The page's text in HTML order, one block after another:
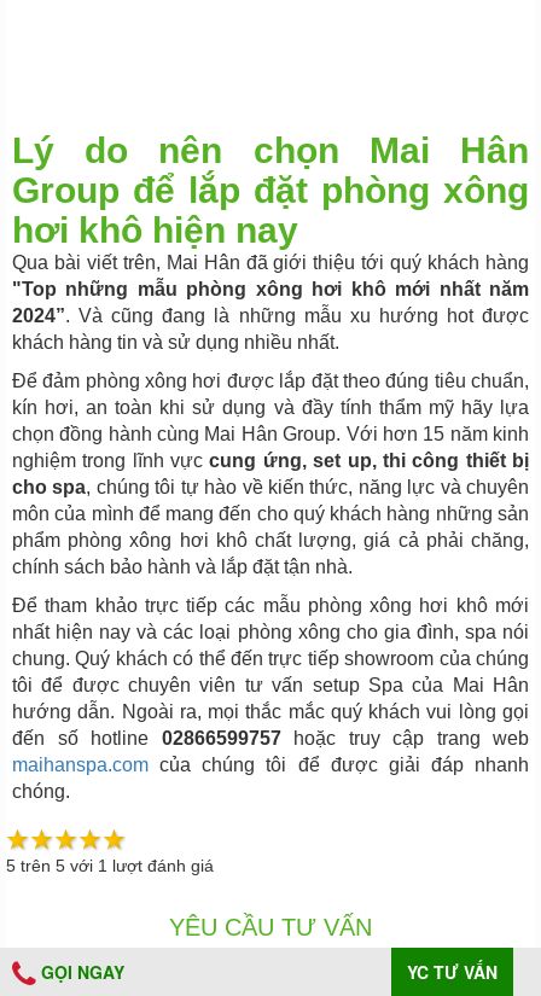
Lý do nên chọn Mai Hân
Group để lắp đặt phòng xông
hơi khô hiện nay
Qua bài viết trên, Mai Hân đã giới thiệu tới quý khách hàng
"Top những mẫu phòng xông hơi khô mới nhất năm
2024”. Và cũng đang là những mẫu xu hướng hot được
khách hàng tin và sử dụng nhiều nhất.
Để đảm phòng xông hơi được lắp đặt theo đúng tiêu chuẩn,
kín hơi, an toàn khi sử dụng và đầy tính thẩm mỹ hãy lựa
chọn đồng hành cùng Mai Hân Group. Với hơn 15 năm kinh
nghiệm trong lĩnh vựccung ứng, set up, thi công thiết bị
cho spa, chúng tôi tự hào về kiến thức, năng lực và chuyên
môn của mình để mang đến cho quý khách hàng những sản
phẩm phòng xông hơi khô chất lượng, giá cả phải chăng,
chính sách bảo hành và lắp đặt tận nhà.
Để tham khảo trực tiếp các mẫu phòng xông hơi khô mới
nhất hiện nay và các loại phòng xông cho gia đình, spa nói
chung. Quý khách có thể đến trực tiếp showroom của chúng
tôi để được chuyên viên tư vấn setup Spa của Mai Hân
hướng dẫn. Ngoài ra, mọi thắc mắc quý khách vui lòng gọi
đến số hotline 02866599757hoặc truy cập trang web
maihanspa.com của chúng tôi để được giải đáp nhanh
chóng.
5 trên 5 với 1 lượt đánh giá
YÊU CẦU TƯ VẤN
GỌI NGAY YC TƯ VẤN